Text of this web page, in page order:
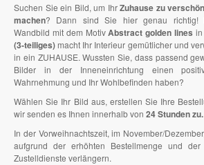
Suchen Sie ein Bild, um IhrZuhause zu
machen? Dann sind Sie hier genau richtig!
Wandbild mit dem MotivAbstract golden lines
(3-teiliges) macht Ihr Interieur gemütlicher und
in ein ZUHAUSE. Wussten Sie, dass passend
Bilder in der Inneneinrichtung einen
Wahrnehmung und Ihr Wohlbefinden haben?
Wählen Sie Ihr Bild aus, erstellen Sie Ihre
wir senden es Ihnen innerhalb von 24 Stunden zu.
In der Vorweihnachtszeit, im November/
aufgrund der erhöhten Bestellmenge und
Zustelldienste verlängern.